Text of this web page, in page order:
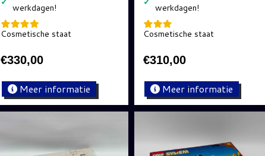
Cosmetische staat
€330,00
Meer informatie
Cosmetische staat
€310,00
Meer informatie